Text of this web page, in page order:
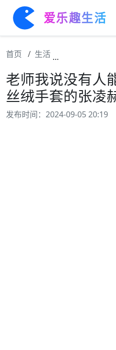
爱乐趣生活
首页 生活
老师我说没有人
丝绒手套的张凌
发布时间：2024-09-05 20:19